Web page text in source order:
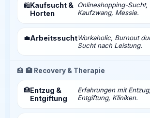
🛍️Kaufsucht &
Horten
Onlineshopping-Sucht,
Kaufzwang, Messie.
💼ArbeitssuchtWorkaholic, Burnout
Sucht nach Leistung.
🏥 🏥 Recovery & Therapie
🏥Entzug &
Entgiftung
Erfahrungen mit Entzug,
Entgiftung, Kliniken.